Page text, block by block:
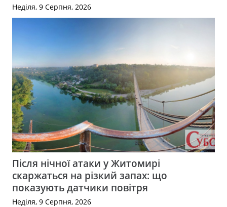
Неділя, 9 Серпня, 2026
Після нічної атаки у Житомирі
скаржаться на різкий запах: що
показують датчики повітря
Неділя, 9 Серпня, 2026